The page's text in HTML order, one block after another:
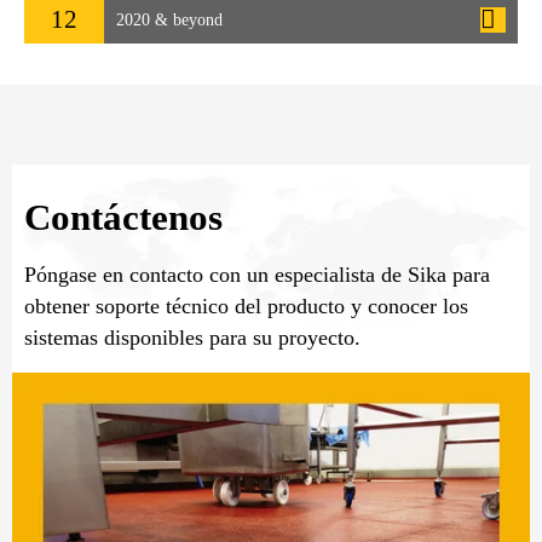
12 2020 & beyond
Contáctenos
Póngase en contacto con un especialista de Sika para
obtener soporte técnico del producto y conocer los
sistemas disponibles para su proyecto.